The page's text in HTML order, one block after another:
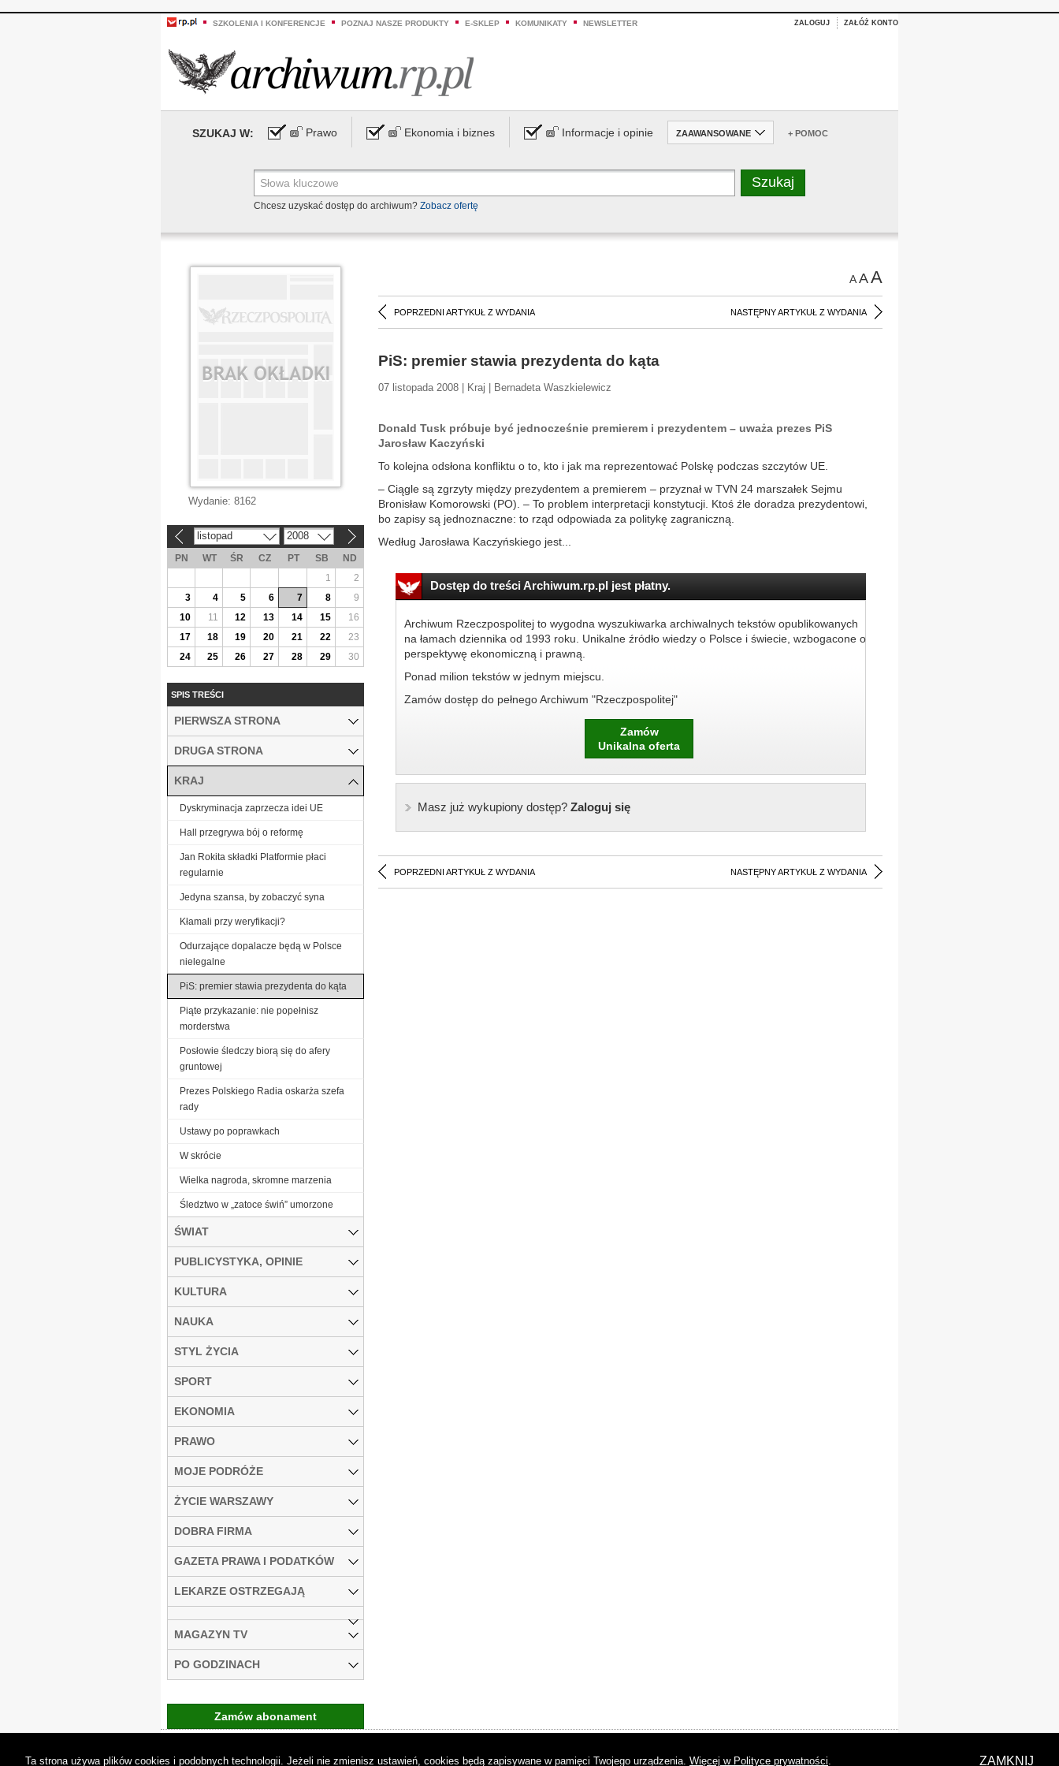
SZKOLENIA I KONFERENCJE POZNAJ NASZE PRODUKTY E-SKLEP KOMUNIKATY NEWSLETTER ZALOGUJ ZAŁÓŻ KONTO
SZUKAJ W: Prawo Ekonomia i biznes Informacje i opinie ZAAWANSOWANE + POMOC
Chcesz uzyskać dostęp do archiwum? Zobacz ofertę
AAA
POPRZEDNI ARTYKUŁ Z WYDANIA NASTĘPNY ARTYKUŁ Z WYDANIA
PiS: premier stawia prezydenta do kąta
07 listopada 2008 | Kraj | Bernadeta Waszkielewicz
Donald Tusk próbuje być jednocześnie premierem i prezydentem – uważa prezes PiS
Jarosław Kaczyński
To kolejna odsłona konfliktu o to, kto i jak ma reprezentować Polskę podczas szczytów UE.
– Ciągle są zgrzyty między prezydentem a premierem – przyznał w TVN 24 marszałek Sejmu
Bronisław Komorowski (PO). – To problem interpretacji konstytucji. Ktoś źle doradza prezydentowi,
bo zapisy są jednoznaczne: to rząd odpowiada za politykę zagraniczną.
Według Jarosława Kaczyńskiego jest...
Dostęp do treści Archiwum.rp.pl jest płatny.
Archiwum Rzeczpospolitej to wygodna wyszukiwarka archiwalnych tekstów opublikowanych
na łamach dziennika od 1993 roku. Unikalne źródło wiedzy o Polsce i świecie, wzbogacone o
perspektywę ekonomiczną i prawną.
Ponad milion tekstów w jednym miejscu.
Zamów dostęp do pełnego Archiwum "Rzeczpospolitej"
Zamów
Unikalna oferta
Masz już wykupiony dostęp?Zaloguj się
POPRZEDNI ARTYKUŁ Z WYDANIA NASTĘPNY ARTYKUŁ Z WYDANIA
Wydanie: 8162
listopad 2008
PN WT ŚR CZ PT SB
ND
1
2
3
4 5 6 7 8
9
10
11 12 13 14 15
16
17
18 19 20 21 22
23
24
25 26 27 28 29 30
SPIS TREŚCI
PIERWSZA STRONA
DRUGA STRONA
KRAJ
Dyskryminacja zaprzecza idei UE
Hall przegrywa bój o reformę
Jan Rokita składki Platformie płaci
regularnie
Jedyna szansa, by zobaczyć syna
Kłamali przy weryfikacji?
Odurzające dopalacze będą w Polsce
nielegalne
PiS: premier stawia prezydenta do kąta
Piąte przykazanie: nie popełnisz
morderstwa
Posłowie śledczy biorą się do afery
gruntowej
Prezes Polskiego Radia oskarża szefa
rady
Ustawy po poprawkach
W skrócie
Wielka nagroda, skromne marzenia
Śledztwo w „zatoce świń” umorzone
ŚWIAT
PUBLICYSTYKA, OPINIE
KULTURA
NAUKA
STYL ŻYCIA
SPORT
EKONOMIA
PRAWO
MOJE PODRÓŻE
ŻYCIE WARSZAWY
DOBRA FIRMA
GAZETA PRAWA I PODATKÓW
LEKARZE OSTRZEGAJĄ
MAGAZYN TV
PO GODZINACH
Zamów abonament
Ta strona używa plików cookies i podobnych technologii. Jeżeli nie zmienisz ustawień, cookies będą zapisywane w pamięci Twojego urządzenia. Więcej w Polityce prywatności. ZAMKNIJ